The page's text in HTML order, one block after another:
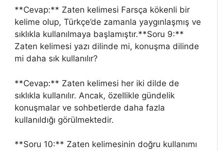
**Cevap:** Zaten kelimesi Farsça kökenli bir
kelime olup, Türkçe’de zamanla yaygınlaşmış ve
sıklıkla kullanılmaya başlamıştır.**Soru 9:**
Zaten kelimesi yazı dilinde mi, konuşma dilinde
mi daha sık kullanılır?
**Cevap:** Zaten kelimesi her iki dilde de
sıklıkla kullanılır. Ancak, özellikle gündelik
konuşmalar ve sohbetlerde daha fazla
kullanıldığı görülmektedir.
**Soru 10:** Zaten kelimesinin doğru kullanımı